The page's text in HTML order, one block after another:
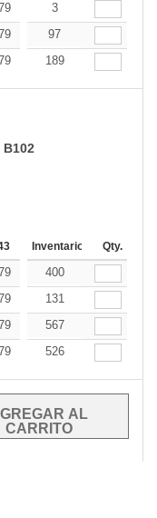
26.88
3
26.88
97
26.88
189
144-287 288 +
Inventario Qty.
26.88
400
26.88
131
26.88
567
26.88
526